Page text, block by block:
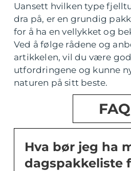
Uansett hvilken type
dra på, er en grundig
for å ha en vellykket og
Ved å følge rådene og
artikkelen, vil du være
utfordringene og kunne
naturen på sitt beste.
FAQ
Hva bør jeg ha
dagspakkeliste